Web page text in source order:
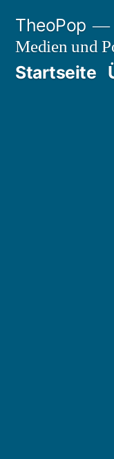
Inhalt
springen
TheoPop
Medien und
Startseite